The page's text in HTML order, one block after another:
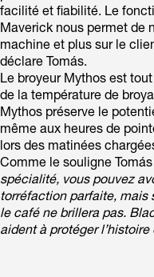
facilité et fiabilité. Le
Maverick nous permet de
machine et plus sur le
déclare Tomás.
Le broyeur Mythos est
de la température de
Mythos préserve le
même aux heures de
lors des matinées
Comme le souligne Tomás
spécialité, vous pouvez
torréfaction parfaite, mais
le café ne brillera pas.
aident à protéger